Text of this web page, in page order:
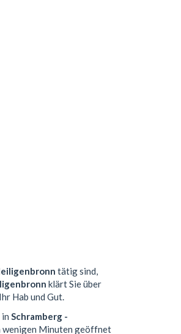
tätig sind,
klärt Sie über
Hab und Gut.
Schramberg -
wenigen Minuten geöffnet